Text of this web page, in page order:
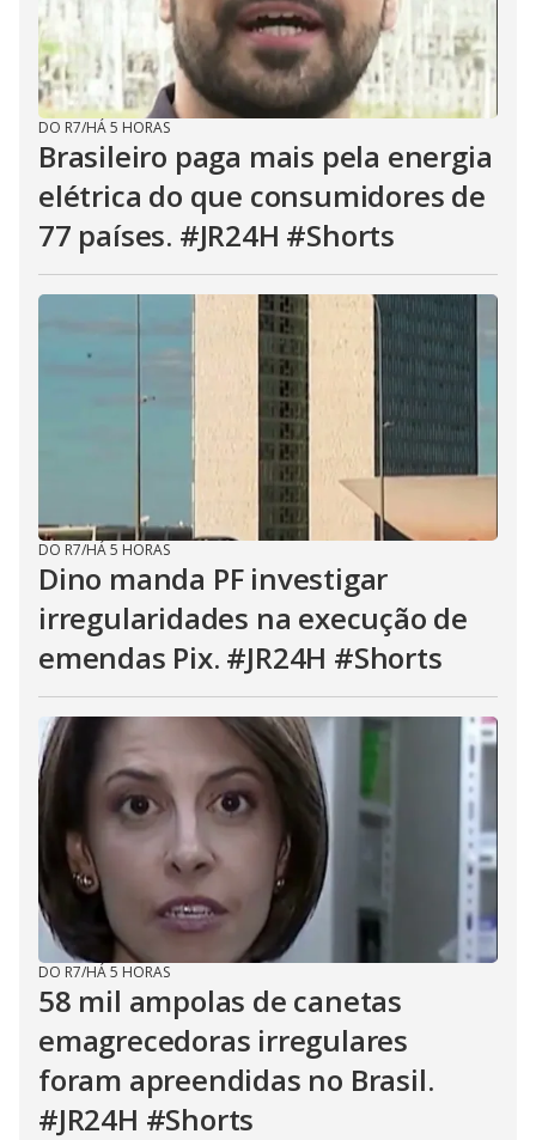
DO R7/HÁ 5 HORAS
Brasileiro paga mais pela energia
elétrica do que consumidores de
77 países. #JR24H #Shorts
DO R7/HÁ 5 HORAS
Dino manda PF investigar
irregularidades na execução de
emendas Pix. #JR24H #Shorts
DO R7/HÁ 5 HORAS
58 mil ampolas de canetas
emagrecedoras irregulares
foram apreendidas no Brasil.
#JR24H #Shorts